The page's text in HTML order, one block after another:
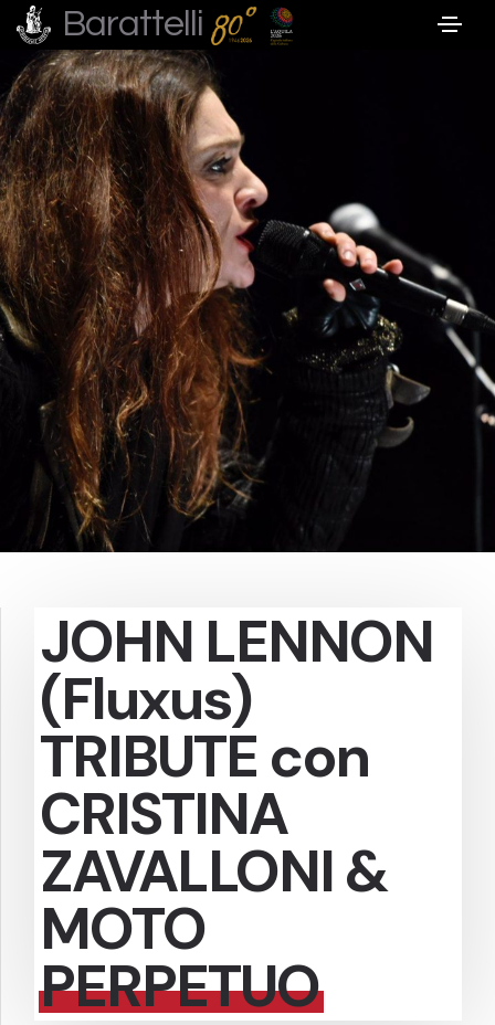
Barattelli
JOHN LENNON
(Fluxus)
TRIBUTE con
CRISTINA
ZAVALLONI &
MOTO
PERPETUO